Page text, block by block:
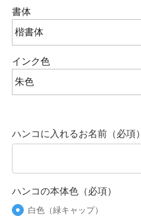
書体
インク色
ハンコに入れるお名前（必項）
ハンコの本体色（必項）
白色（緑キャップ）